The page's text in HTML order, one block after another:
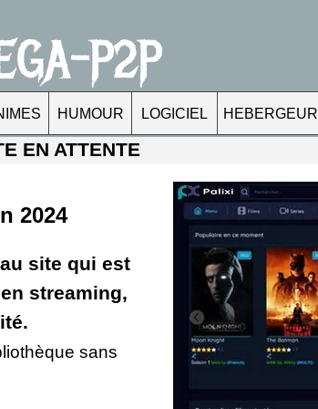
P2P
HUMOUR LOGICIEL HEBERGEUR
EN ATTENTE
2024
site qui est
streaming,
sans